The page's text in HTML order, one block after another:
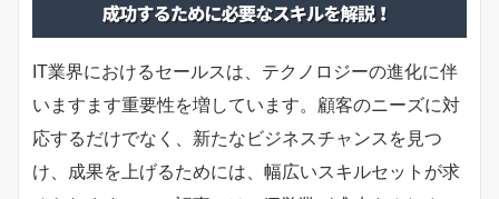
IT業界におけるセールスは、テクノロジーの進化に伴
いますます重要性を増しています。顧客のニーズに対
応するだけでなく、新たなビジネスチャンスを見つ
け、成果を上げるためには、幅広いスキルセットが求